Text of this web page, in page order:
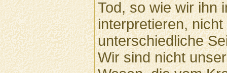
Tod, so wie wir ihn
interpretieren,
unterschiedliche
Wir sind nicht